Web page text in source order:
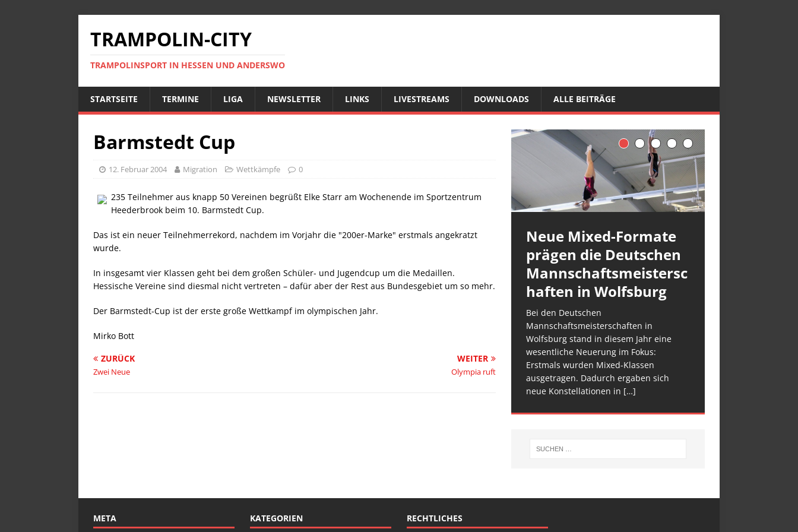
TRAMPOLIN-CITY
TRAMPOLINSPORT IN HESSEN UND ANDERSWO
STARTSEITE TERMINE LIGA NEWSLETTER LINKS LIVESTREAMS DOWNLOADS ALLE BEITRÄGE
Barmstedt Cup
12. Februar 2004 Migration Wettkämpfe 0
235 Teilnehmer aus knapp 50 Vereinen begrüßt Elke Starr am Wochenende im Sportzentrum
Heederbrook beim 10. Barmstedt Cup.
Das ist ein neuer Teilnehmerrekord, nachdem im Vorjahr die "200er-Marke" erstmals angekratzt
wurde.
In insgesamt vier Klassen geht bei dem großen Schüler- und Jugendcup um die Medaillen.
Hessische Vereine sind diesmal nicht vertreten – dafür aber der Rest aus Bundesgebiet um so mehr.
Der Barmstedt-Cup ist der erste große Wettkampf im olympischen Jahr.
Mirko Bott
ZURÜCK
Zwei Neue
WEITER
Olympia ruft
Neue Mixed-Formate
prägen die Deutschen
Mannschaftsmeistersc
haften in Wolfsburg
Bei den Deutschen
Mannschaftsmeisterschaften in
Wolfsburg stand in diesem Jahr eine
wesentliche Neuerung im Fokus:
Erstmals wurden Mixed-Klassen
ausgetragen. Dadurch ergaben sich
neue Konstellationen in […]
META KATEGORIEN RECHTLICHES